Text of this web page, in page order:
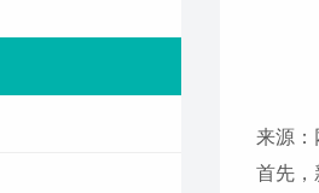
来源：
首先，